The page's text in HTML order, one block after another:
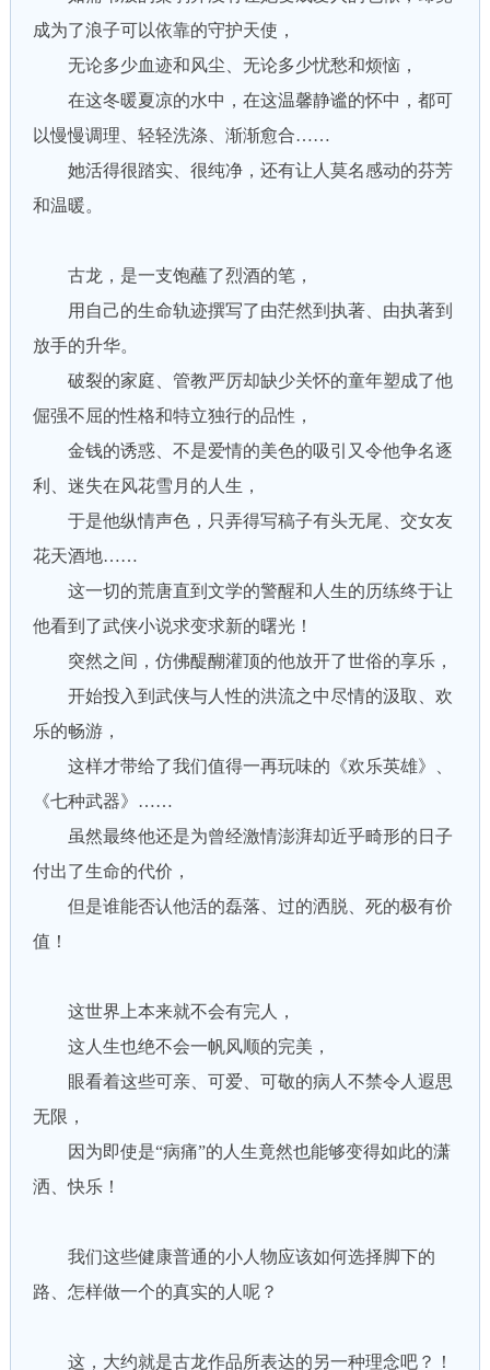
成为了浪子可以依靠的守护天使，
无论多少血迹和风尘、无论多少忧愁和烦恼，
在这冬暖夏凉的水中，在这温馨静谧的怀中，都可
以慢慢调理、轻轻洗涤、渐渐愈合……
她活得很踏实、很纯净，还有让人莫名感动的芬芳
和温暖。
古龙，是一支饱蘸了烈酒的笔，
用自己的生命轨迹撰写了由茫然到执著、由执著到
放手的升华。
破裂的家庭、管教严厉却缺少关怀的童年塑成了他
倔强不屈的性格和特立独行的品性，
金钱的诱惑、不是爱情的美色的吸引又令他争名逐
利、迷失在风花雪月的人生，
于是他纵情声色，只弄得写稿子有头无尾、交女友
花天酒地……
这一切的荒唐直到文学的警醒和人生的历练终于让
他看到了武侠小说求变求新的曙光！
突然之间，仿佛醍醐灌顶的他放开了世俗的享乐，
开始投入到武侠与人性的洪流之中尽情的汲取、欢
乐的畅游，
这样才带给了我们值得一再玩味的《欢乐英雄》、
《七种武器》……
虽然最终他还是为曾经激情澎湃却近乎畸形的日子
付出了生命的代价，
但是谁能否认他活的磊落、过的洒脱、死的极有价
值！
这世界上本来就不会有完人，
这人生也绝不会一帆风顺的完美，
眼看着这些可亲、可爱、可敬的病人不禁令人遐思
无限，
因为即使是“病痛”的人生竟然也能够变得如此的潇
洒、快乐！
我们这些健康普通的小人物应该如何选择脚下的
路、怎样做一个的真实的人呢？
这，大约就是古龙作品所表达的另一种理念吧？！